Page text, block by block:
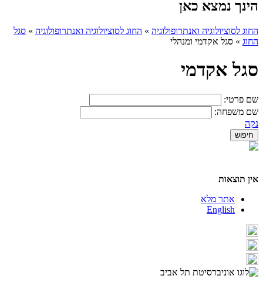
הינך נמצא כאן
החוג לסוציולוגיה ואנתרופולוגיה » החוג לסוציולוגיה ואנתרופולוגיה » סגל
החוג » סגל אקדמי ומנהלי
סגל אקדמי
שם פרטי:
שם משפחה:
נקה
אין תוצאות
אתר מלא
English